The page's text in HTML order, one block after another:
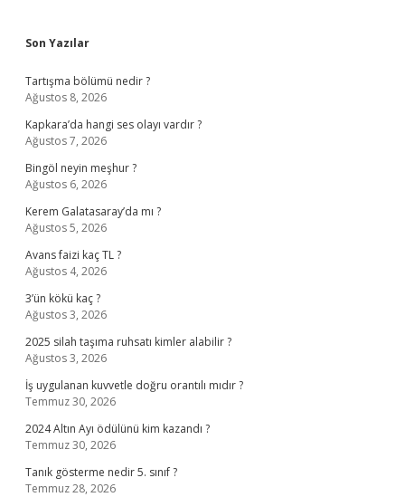
Sidebar
Son Yazılar
Tartışma bölümü nedir ?
Ağustos 8, 2026
Kapkara’da hangi ses olayı vardır ?
Ağustos 7, 2026
Bingöl neyin meşhur ?
Ağustos 6, 2026
Kerem Galatasaray’da mı ?
Ağustos 5, 2026
Avans faizi kaç TL ?
Ağustos 4, 2026
3’ün kökü kaç ?
Ağustos 3, 2026
2025 silah taşıma ruhsatı kimler alabilir ?
Ağustos 3, 2026
İş uygulanan kuvvetle doğru orantılı mıdır ?
Temmuz 30, 2026
2024 Altın Ayı ödülünü kim kazandı ?
Temmuz 30, 2026
Tanık gösterme nedir 5. sınıf ?
Temmuz 28, 2026